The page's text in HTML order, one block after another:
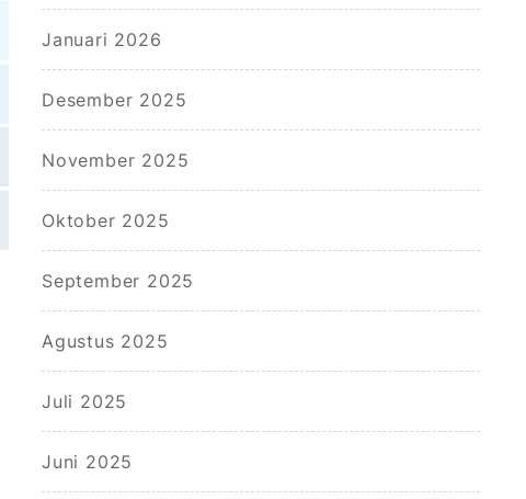
Januari 2026
Desember 2025
November 2025
Oktober 2025
September 2025
Agustus 2025
Juli 2025
Juni 2025